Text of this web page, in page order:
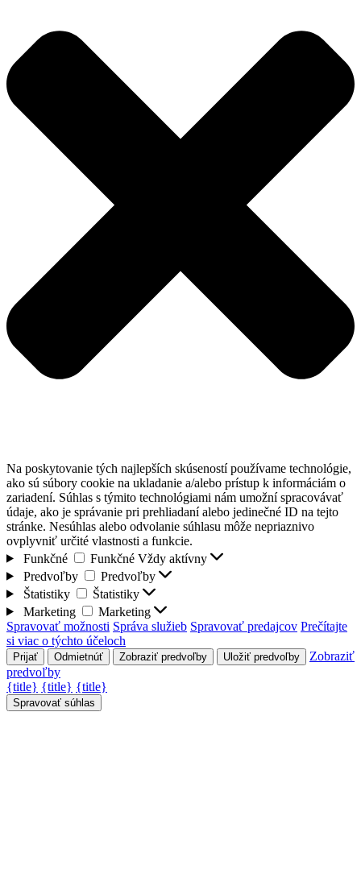
Na poskytovanie tých najlepších skúseností používame technológie,
ako sú súbory cookie na ukladanie a/alebo prístup k informáciám o
zariadení. Súhlas s týmito technológiami nám umožní spracovávať
údaje, ako je správanie pri prehliadaní alebo jedinečné ID na tejto
stránke. Nesúhlas alebo odvolanie súhlasu môže nepriaznivo
ovplyvniť určité vlastnosti a funkcie.
Funkčné
Funkčné Vždy aktívny
Predvoľby
Predvoľby
Štatistiky
Štatistiky
Marketing
Marketing
Spravovať možnosti Správa služieb Spravovať predajcov Prečítajte
si viac o týchto účeloch
Prijať Odmietnúť Zobraziť predvoľby Uložiť predvoľby
Zobraziť
predvoľby
{title} {title} {title}
Spravovať súhlas